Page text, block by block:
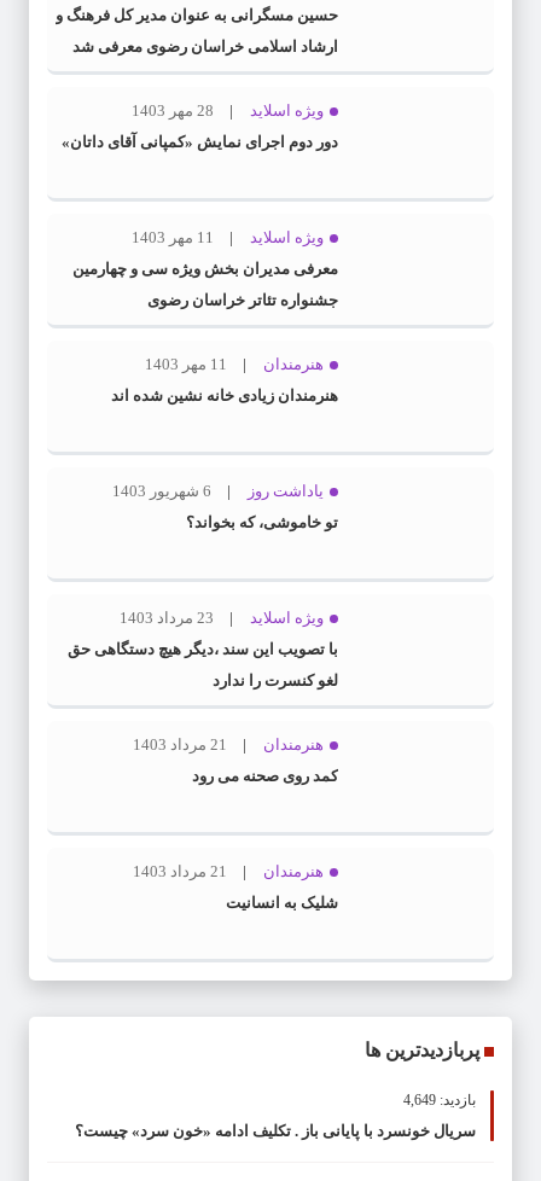
حسین مسگرانی به عنوان مدیر کل فرهنگ و
ارشاد اسلامی خراسان رضوی معرفی شد
ویژه اسلاید
28 مهر 1403
دور دوم اجرای نمایش «کمپانی آقای داتان»
ویژه اسلاید
11 مهر 1403
معرفی مدیران بخش ویژه سی و چهارمین
جشنواره تئاتر خراسان رضوی
هنرمندان
11 مهر 1403
هنرمندان زیادی خانه نشین شده اند
یاداشت روز
6 شهریور 1403
تو خاموشی، که بخواند؟
ویژه اسلاید
23 مرداد 1403
با تصویب این سند ،دیگر هیچ دستگاهی حق
لغو کنسرت را ندارد
هنرمندان
21 مرداد 1403
کمد روی صحنه می رود
هنرمندان
21 مرداد 1403
شلیک به انسانیت
پربازدیدترین ها
بازدید: 4,649
سریال خونسرد با پایانی باز . تکلیف ادامه «خون سرد» چیست؟